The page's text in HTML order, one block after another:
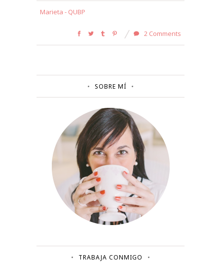
Marieta - QUBP
2 Comments
SOBRE MÍ
TRABAJA CONMIGO